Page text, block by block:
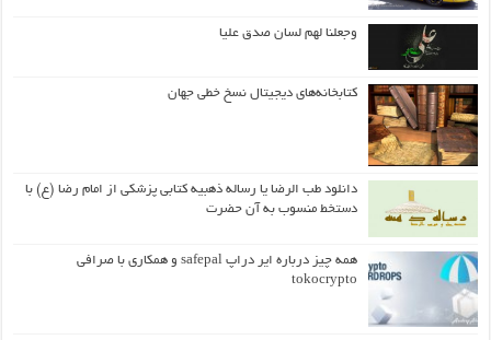
وجعلنا لهم لسان صدق علیا
کتابخانه‌های دیجیتال نسخ خطی جهان
دانلود طب الرضا یا رساله‌ ذهبیه کتابی پزشکی از امام رضا (ع) با
دستخط منسوب به آن حضرت
همه چیز درباره ایر دراپ safepal و همکاری با صرافی
tokocrypto